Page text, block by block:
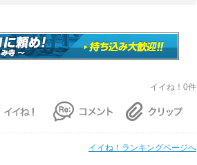
イイね！0件
イイね！ランキングページへ